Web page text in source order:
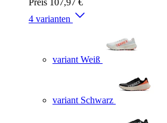
Preis 107,97 €
4 varianten
variant Weiß
variant Schwarz